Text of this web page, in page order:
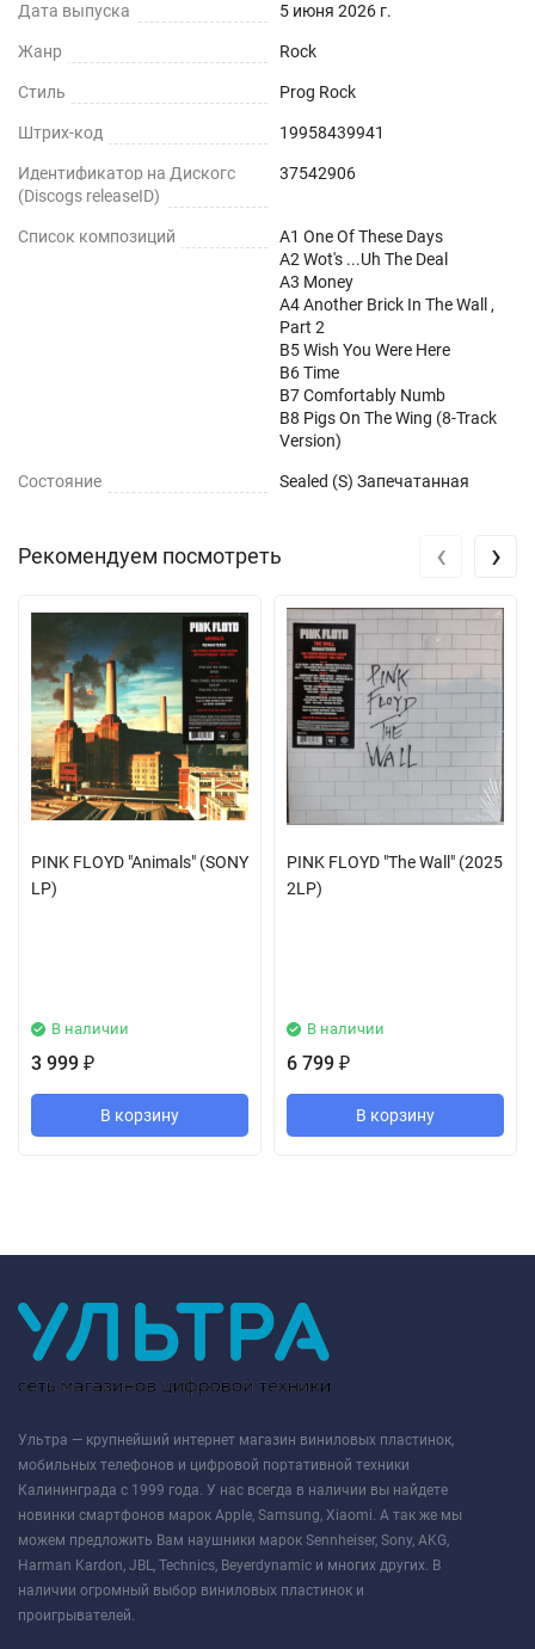
Дата выпуска 5 июня 2026 г.
Жанр Rock
Стиль Prog Rock
Штрих-код 19958439941
Идентификатор на Дискогс
(Discogs releaseID)
37542906
Список композиций
A1 One Of These Days
A2 Wot's ...Uh The Deal
A3 Money
A4 Another Brick In The Wall ,
Part 2
B5 Wish You Were Here
B6 Time
B7 Comfortably Numb
B8 Pigs On The Wing (8-Track
Version)
Состояние Sealed (S) Запечатанная
Рекомендуем посмотреть
PINK FLOYD "Animals" (SONY
LP)
В наличии
3 999 ₽
В корзину
PINK FLOYD "The Wall" (2025
2LP)
В наличии
6 799 ₽
В корзину
‹ ›
Ультра — крупнейший интернет магазин виниловых пластинок,
мобильных телефонов и цифровой портативной техники
Калининграда с 1999 года. У нас всегда в наличии вы найдете
новинки смартфонов марок Apple, Samsung, Xiaomi. А так же мы
можем предложить Вам наушники марок Sennheiser, Sony, AKG,
Harman Kardon, JBL, Technics, Beyerdynamic и многих других. В
наличии огромный выбор виниловых пластинок и
проигрывателей.